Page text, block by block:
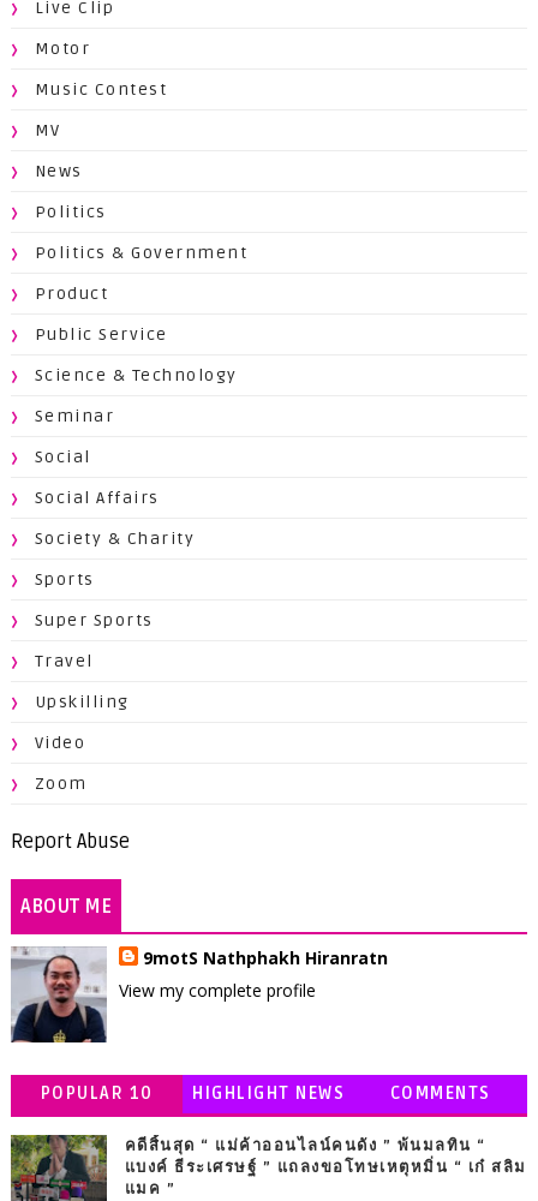
Live Clip
Motor
Music Contest
MV
News
Politics
Politics & Government
Product
Public Service
Science & Technology
Seminar
Social
Social Affairs
Society & Charity
Sports
Super Sports
Travel
Upskilling
Video
Zoom
Report Abuse
ABOUT ME
9motS Nathphakh Hiranratn
View my complete profile
POPULAR 10 HIGHLIGHT NEWS COMMENTS
คดีสิ้นสุด “ แม่ค้าออนไลน์คนดัง ” พ้นมลทิน “
แบงค์ ธีระเศรษฐ์ ” แถลงขอโทษเหตุหมิ่น “ เก๋ สลิม
แมค ”